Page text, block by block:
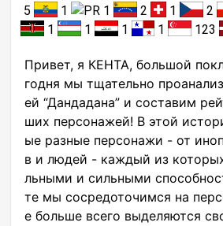
5
1 1 2 1 2
1
1 1 1 123
Привет, я КЕНТА, большой
годня мы тщательно
ей “Дандадана” и составим
ших персонажей! В этой
ые разные персонажи - от
в и людей - каждый из
льными и сильными
те мы сосредоточимся на
е больше всего выделяются